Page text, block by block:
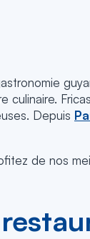
culinaire.
Depuis
de nos